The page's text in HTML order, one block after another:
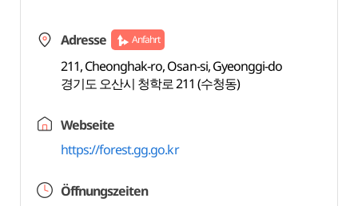
Adresse Anfahrt
211, Cheonghak-ro, Osan-si, Gyeonggi-do
경기도 오산시 청학로 211 (수청동)
Webseite
https://forest.gg.go.kr
Öffnungszeiten